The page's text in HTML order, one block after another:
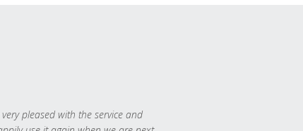
very pleased with the service and